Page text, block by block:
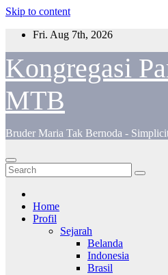
Skip to content
Fri. Aug 7th, 2026
Kongregasi
MTB
Bruder Maria Tak Bernoda -
Home
Profil
Sejarah
Belanda
Indonesia
Brasil